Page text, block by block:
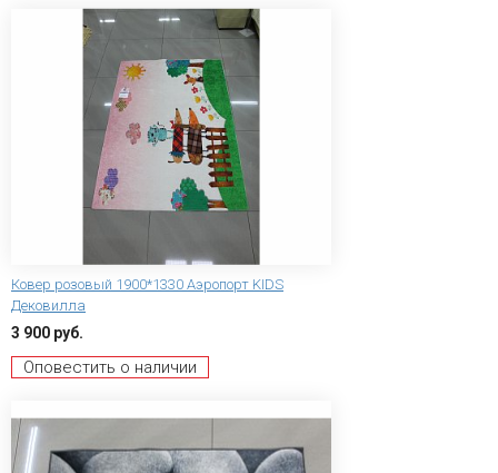
Ковер розовый 1900*1330 Аэропорт KIDS
Дековилла
3 900 руб.
Оповестить о наличии